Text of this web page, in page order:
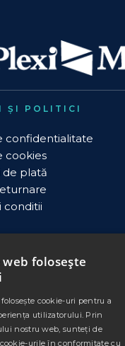
ȘI POLITICI
confidentialitate
cookies
de plată
conditii
inregistrare: RO11008735
Com./an: J33/553/1998
folosește
cookie-uri pentru a
utilizatorului. Prin
nostru web, sunteți de
urile în conformitate cu